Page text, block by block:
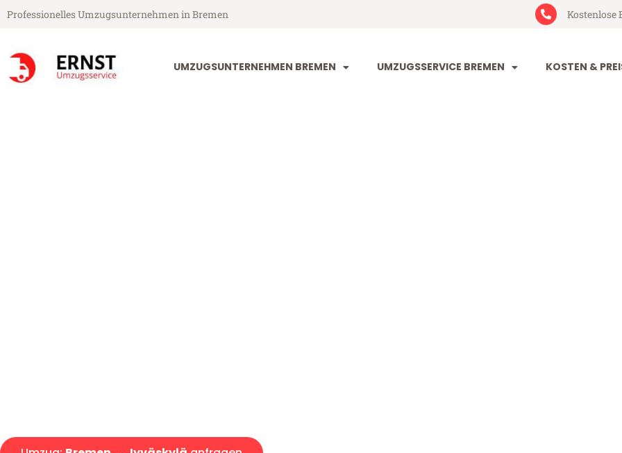
Professionelles Umzugsunternehmen in Bremen Kostenlose
UMZUGSUNTERNEHMEN BREMEN UMZUGSSERVICE BREMEN KOSTEN &